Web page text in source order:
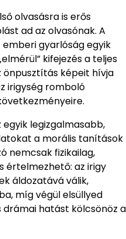
olvasásra is erős
ad az olvasónak. A
emberi gyarlóság egyik
kifejezés a teljes
önpusztítás képeit hívja
irigység romboló
legizgalmasabb,
a morális tanítások
nemcsak fizikailag,
értelmezhető: az irigy
áldozatává válik,
míg végül elsüllyed
drámai hatást kölcsönöz a